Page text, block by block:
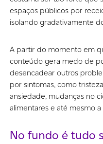
espaços públicos por
isolando gradativamente
A partir do momento em
conteúdo gera medo de
desencadear outros
por sintomas, como
ansiedade, mudanças no
alimentares e até mesmo
No fundo é tudo